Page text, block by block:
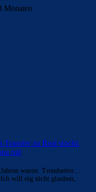
Monaten
Transfer zu Real stockt:
mit
waren. Trendsetter…
will eig nicht glauben,…